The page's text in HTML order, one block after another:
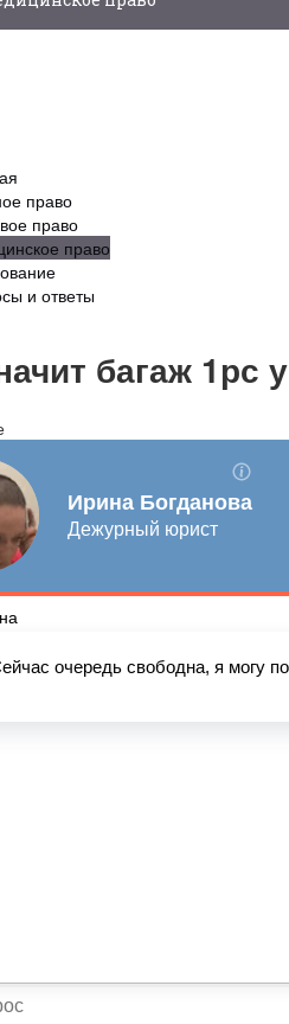
право
право
право
и ответы
багаж 1рс